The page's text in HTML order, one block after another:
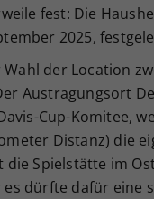
fest: Die
2025,
der Location
Austragungsort
Cup-Komitee,
Distanz) die
Spielstätte im
dürfte dafür eine